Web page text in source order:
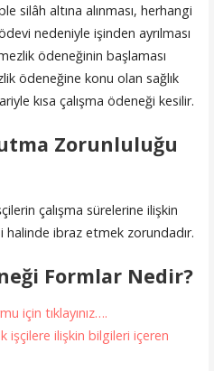
silâh altına alınması, herhangi
nedeniyle işinden ayrılması
ödeneğinin başlaması
ödeneğine konu olan sağlık
kısa çalışma ödeneği kesilir.
Zorunluluğu
çalışma sürelerine ilişkin
halinde ibraz etmek zorundadır.
Formlar Nedir?
için tıklayınız….
işçilere ilişkin bilgileri içeren